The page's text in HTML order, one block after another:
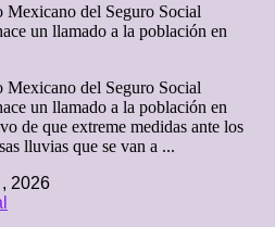
Mexicano del Seguro Social
un llamado a la población en
Mexicano del Seguro Social
un llamado a la población en
de que extreme medidas ante los
lluvias que se van a ...
2026